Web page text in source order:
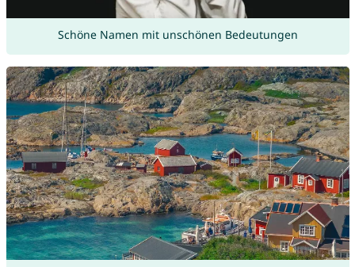
Schöne Namen mit unschönen Bedeutungen